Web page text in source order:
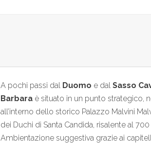
A pochi passi dal Duomo e dal Sasso
Barbara è situato in un punto strategico,
all’interno dello storico Palazzo Malvini
dei Duchi di Santa Candida, risalente al
Ambientazione suggestiva grazie ai